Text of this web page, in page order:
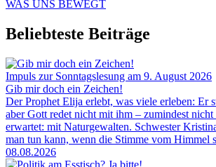
WAS UNS BEWEGT
Beliebteste Beiträge
Impuls zur Sonntagslesung am 9. August 2026
Gib mir doch ein Zeichen!
Der Prophet Elija erlebt, was viele erleben: Er
aber Gott redet nicht mit ihm – zumindest nicht
erwartet: mit Naturgewalten. Schwester
man tun kann, wenn die Stimme vom Himmel
08.08.2026